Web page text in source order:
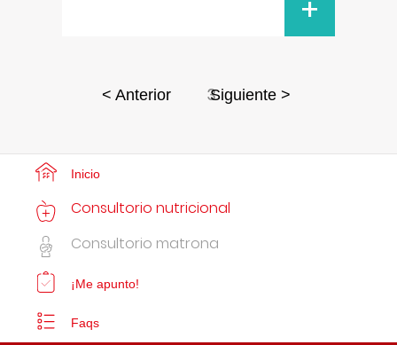
+
< Anterior 3Siguiente >
Inicio
Consultorio nutricional
Consultorio matrona
¡Me apunto!
Faqs